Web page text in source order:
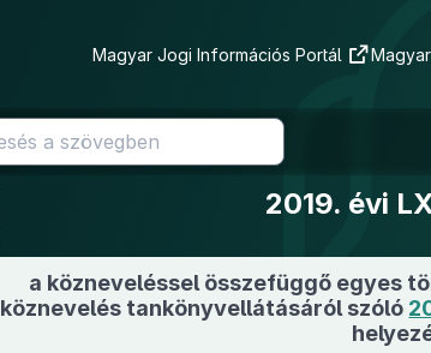
Magyar Jogi Információs Portál
2019. évi
a közneveléssel összefüggő egyes
köznevelés tankönyvellátásáról szóló